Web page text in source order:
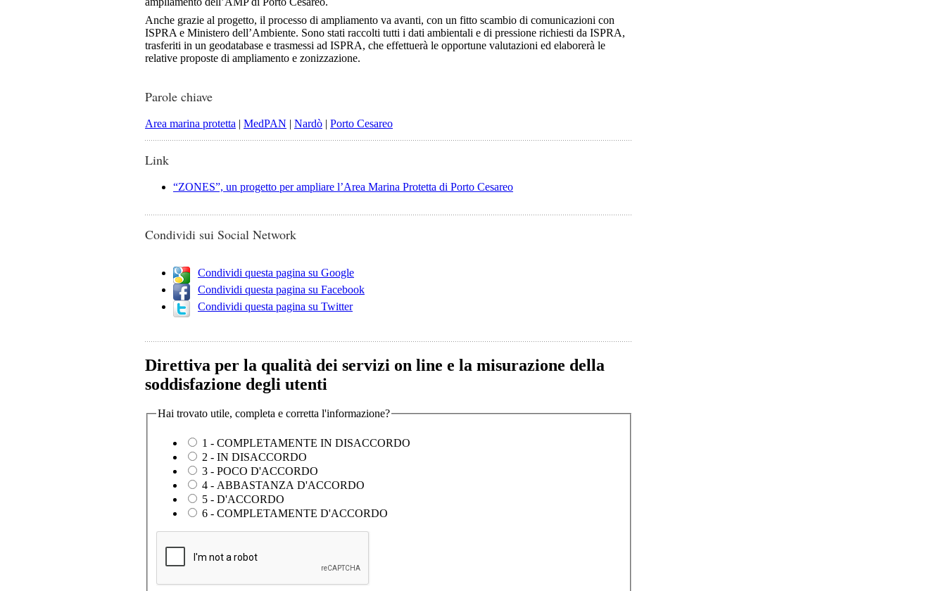
Anche grazie al progetto, il processo di ampliamento va avanti, con un fitto scambio di comunicazioni con
ISPRA e Ministero dell’Ambiente. Sono stati raccolti tutti i dati ambientali e di pressione richiesti da ISPRA,
trasferiti in un geodatabase e trasmessi ad ISPRA, che effettuerà le opportune valutazioni ed elaborerà le
relative proposte di ampliamento e zonizzazione.
Parole chiave
Area marina protetta | MedPAN | Nardò | Porto Cesareo
Link
“ZONES”, un progetto per ampliare l’Area Marina Protetta di Porto Cesareo
Condividi sui Social Network
Condividi questa pagina su Google
Condividi questa pagina su Facebook
Condividi questa pagina su Twitter
Direttiva per la qualità dei servizi on line e la misurazione della
soddisfazione degli utenti
Hai trovato utile, completa e corretta l'informazione?
1 - COMPLETAMENTE IN DISACCORDO
2 - IN DISACCORDO
3 - POCO D'ACCORDO
4 - ABBASTANZA D'ACCORDO
5 - D'ACCORDO
6 - COMPLETAMENTE D'ACCORDO